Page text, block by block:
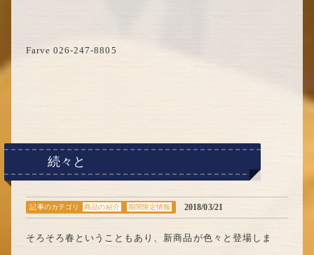
Farve 026-247-8805
続々と
記事のカテゴリ 商品の紹介 期間限定情報 2018/03/21
そろそろ春ということもあり、新商品が色々と登場しま